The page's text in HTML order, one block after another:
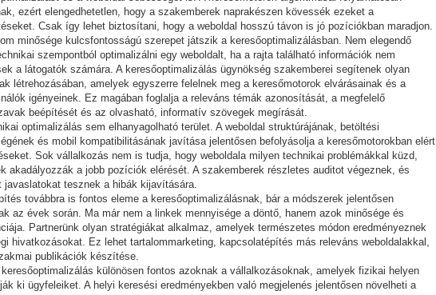
ezért elengedhetetlen, hogy a szakemberek naprakészen kövessék ezeket a
Csak így lehet biztosítani, hogy a weboldal hosszú távon is jó pozíciókban maradjon.
minősége kulcsfontosságú szerepet játszik a keresőoptimalizálásban. Nem elegendő
szempontból optimalizálni egy weboldalt, ha a rajta található információk nem
a látogatók számára. A keresőoptimalizálás ügynökség szakemberei segítenek olyan
létrehozásában, amelyek egyszerre felelnek meg a keresőmotorok elvárásainak és a
igényeinek. Ez magában foglalja a releváns témák azonosítását, a megfelelő
beépítését és az olvasható, informatív szövegek megírását.
optimalizálás sem elhanyagolható terület. A weboldal struktúrájának, betöltési
és mobil kompatibilitásának javítása jelentősen befolyásolja a keresőmotorokban elért
Sok vállalkozás nem is tudja, hogy weboldala milyen technikai problémákkal küzd,
akadályozzák a jobb pozíciók elérését. A szakemberek részletes auditot végeznek, és
javaslatokat tesznek a hibák kijavítására.
továbbra is fontos eleme a keresőoptimalizálásnak, bár a módszerek jelentősen
az évek során. Ma már nem a linkek mennyisége a döntő, hanem azok minősége és
Partnerünk olyan stratégiákat alkalmaz, amelyek természetes módon eredményeznek
hivatkozásokat. Ez lehet tartalommarketing, kapcsolatépítés más releváns weboldalakkal,
publikációk készítése.
különösen fontos azoknak a vállalkozásoknak, amelyek fizikai helyen
ki ügyfeleiket. A helyi keresési eredményekben való megjelenés jelentősen növelheti a